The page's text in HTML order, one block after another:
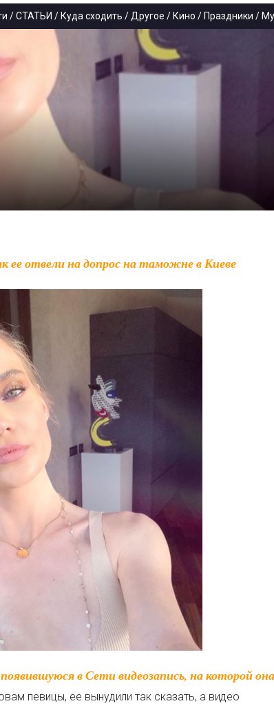
/ СТАТЬИ / Куда сходить / Другое / Кино / Праздники /
ее отвели на допрос на таможне в Киеве
певицы, ее вынудили так сказать, а видео